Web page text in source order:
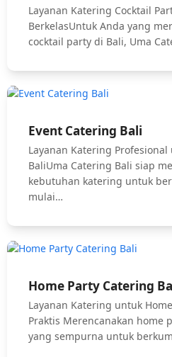
Layanan Katering Cocktail
BerkelasUntuk Anda yang
cocktail party di Bali, Uma
Event Catering Bali
Layanan Katering
BaliUma Catering Bali siap
kebutuhan katering untuk
mulai…
Home Party Catering
Layanan Katering untuk
Praktis Merencanakan home
yang sempurna untuk